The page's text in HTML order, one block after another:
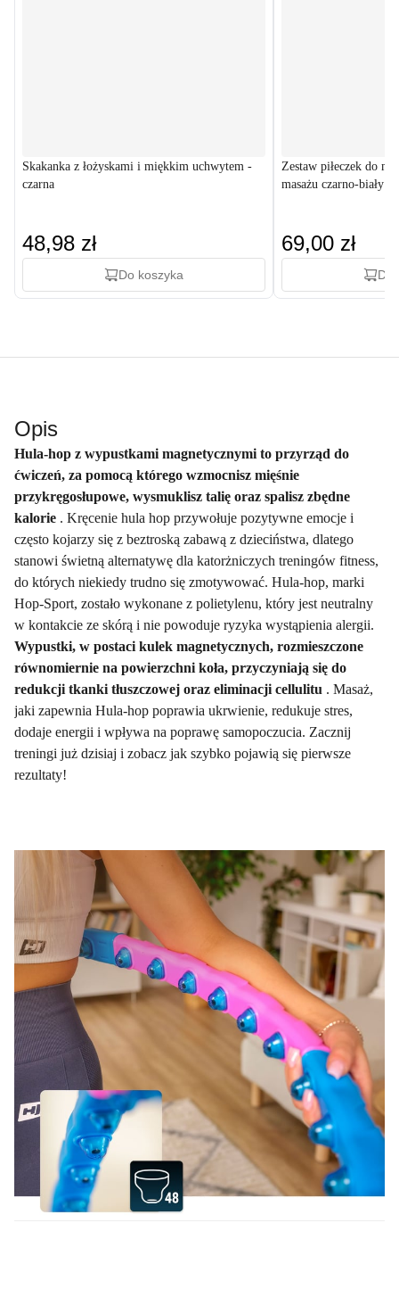
Skakanka z łożyskami i miękkim uchwytem -
czarna
48,98 zł
Do koszyka
Zestaw piłeczek do
masażu czarno-biały
69,00 zł
Do
Opis
Hula-hop z wypustkami magnetycznymi to przyrząd do
ćwiczeń, za pomocą którego wzmocnisz mięśnie
przykręgosłupowe, wysmuklisz talię oraz spalisz zbędne
kalorie . Kręcenie hula hop przywołuje pozytywne emocje i
często kojarzy się z beztroską zabawą z dzieciństwa, dlatego
stanowi świetną alternatywę dla katorżniczych treningów fitness,
do których niekiedy trudno się zmotywować. Hula-hop, marki
Hop-Sport, zostało wykonane z polietylenu, który jest neutralny
w kontakcie ze skórą i nie powoduje ryzyka wystąpienia alergii.
Wypustki, w postaci kulek magnetycznych, rozmieszczone
równomiernie na powierzchni koła, przyczyniają się do
redukcji tkanki tłuszczowej oraz eliminacji cellulitu . Masaż,
jaki zapewnia Hula-hop poprawia ukrwienie, redukuje stres,
dodaje energii i wpływa na poprawę samopoczucia. Zacznij
treningi już dzisiaj i zobacz jak szybko pojawią się pierwsze
rezultaty!